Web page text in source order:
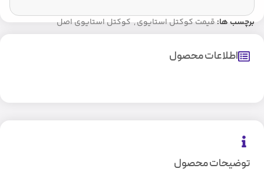
برچسب ها: قیمت کوکتل استایوی, کوکتل استایوی اصل
توضیحات محصول
اطلاعات محصول